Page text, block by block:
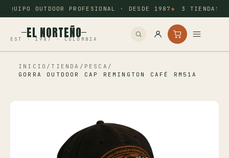
EQUIPO OUTDOOR PROFESIONAL · DESDE 1987 3 TIENDAS:
EL NORTEÑO
EST · 1987 · COLOMBIA
Inicio
Tiro Deportivo
INICIO / TIENDA / PESCA /
GORRA OUTDOOR CAP REMINGTON CAFÉ RM51A